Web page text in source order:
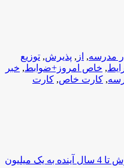
مدرسه, از , پذیرش, توزیع
, خاص امروز+ضوابط, خبر
, کارت خاص, کارت